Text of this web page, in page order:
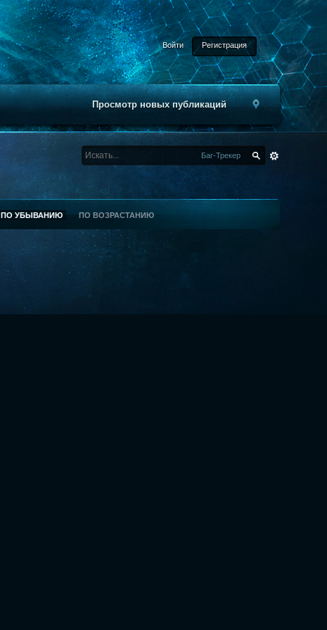
Войти Регистрация
Просмотр новых публикаций
Баг-Трекер
ПО УБЫВАНИЮ ПО ВОЗРАСТАНИЮ